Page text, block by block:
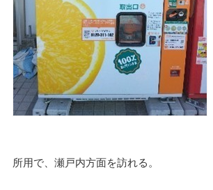
所用で、瀬戸内方面を訪れる。